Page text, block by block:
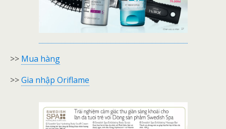
>> Mua hàng
>>Gia nhập Oriflame